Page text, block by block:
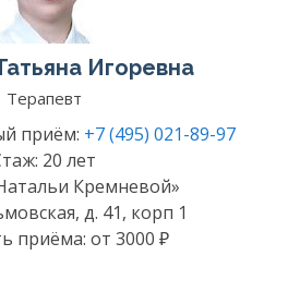
Игоревна
Терапевт
приём: +7 (495) 021-89-97
20 лет
Кремневой»
д. 41, корп 1
приёма: от 3000 ₽